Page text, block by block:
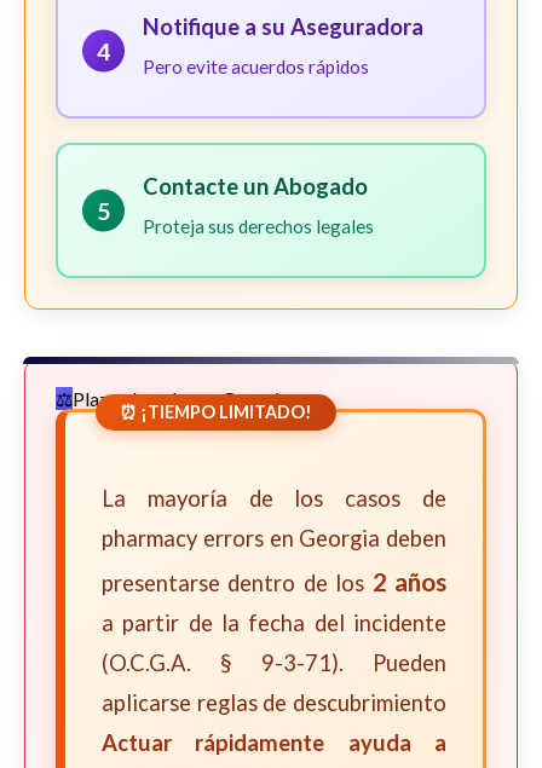
4
Notifique a su Aseguradora
Pero evite acuerdos rápidos
5
Contacte un Abogado
Proteja sus derechos legales
Plazos Legales en Georgia
⏰ ¡TIEMPO LIMITADO!
La mayoría de los casos de
pharmacy errors en Georgia deben
presentarse dentro de los 2 años
a partir de la fecha del incidente
(O.C.G.A. § 9-3-71). Pueden
aplicarse reglas de descubrimiento
Actuar rápidamente ayuda a